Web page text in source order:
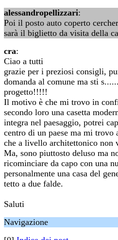
alessandropellizzari:
Poi il posto auto coperto
sarà il biglietto da visita della
cra:
Ciao a tutti
grazie per i preziosi consigli,
domanda al comune ma sti
progetto!!!!!
Il motivo è che mi trovo in
secondo loro una casetta
integra nel paesaggio, potrei
centro di un paese ma mi trovo
che a livello architettonico non
Ma, sono piuttosto deluso ma
ricominciare da capo con una
personalmente una casa del
tetto a due falde.
Saluti
Navigazione